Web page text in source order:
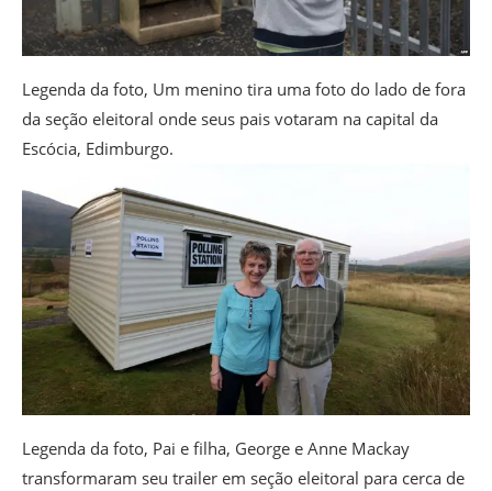
Legenda da foto, Um menino tira uma foto do lado de fora
da seção eleitoral onde seus pais votaram na capital da
Escócia, Edimburgo.
Legenda da foto, Pai e filha, George e Anne Mackay
transformaram seu trailer em seção eleitoral para cerca de